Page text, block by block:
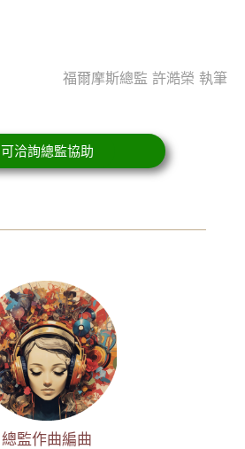
福爾摩斯總監 許澔榮 執筆
可洽詢總監協助
總監作曲編曲